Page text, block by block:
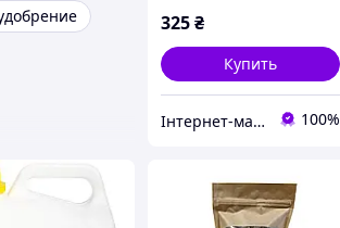
325₴
Купить
Інтернет-магазин "Aquahim Spiritol" 100%